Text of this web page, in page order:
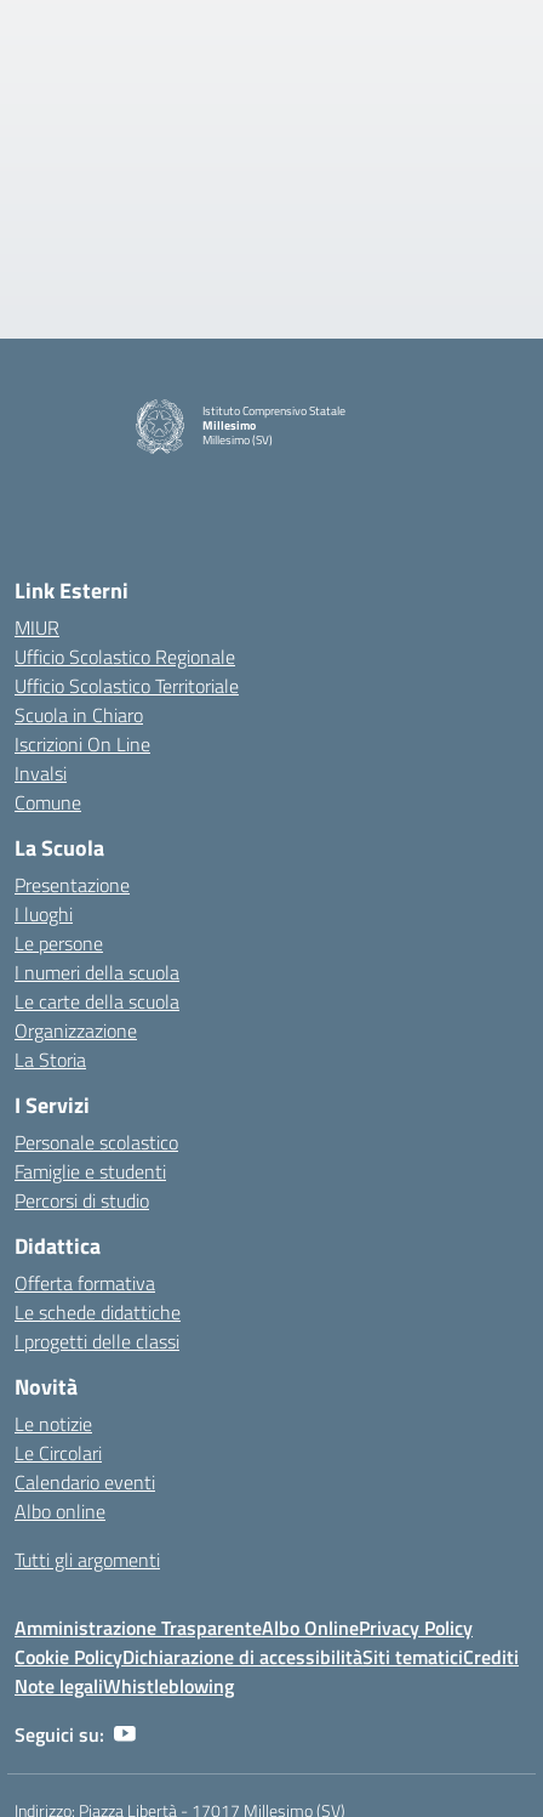
Istituto Comprensivo Statale
Millesimo
Millesimo (SV)
Link Esterni
MIUR
Ufficio Scolastico Regionale
Ufficio Scolastico Territoriale
Scuola in Chiaro
Iscrizioni On Line
Invalsi
Comune
La Scuola
Presentazione
I luoghi
Le persone
I numeri della scuola
Le carte della scuola
Organizzazione
La Storia
I Servizi
Personale scolastico
Famiglie e studenti
Percorsi di studio
Didattica
Offerta formativa
Le schede didattiche
I progetti delle classi
Novità
Le notizie
Le Circolari
Calendario eventi
Albo online
Tutti gli argomenti
Amministrazione TrasparenteAlbo OnlinePrivacy Policy
Cookie PolicyDichiarazione di accessibilitàSiti tematiciCrediti
Note legaliWhistleblowing
Seguici su:
Indirizzo: Piazza Libertà - 17017 Millesimo (SV)